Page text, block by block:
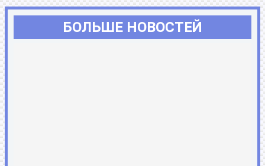
БОЛЬШЕ НОВОСТЕЙ